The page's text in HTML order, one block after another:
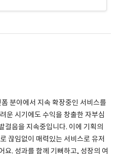
분야에서 지속 확장중인 서비스를
운 시기에도 수익을 창출한 자부심
걸음을 지속중입니다. 이에 기획의
끊임없이 매력있는 서비스로 유저
요. 성과를 함께 기뻐하고, 성장의 여